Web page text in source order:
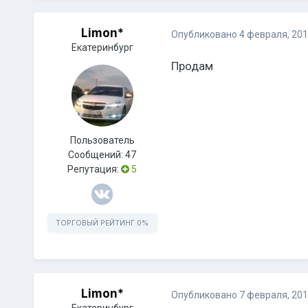
Limon*
Екатеринбург
Пользователь
Сообщений:47
Репутация:
5
ТОРГОВЫЙ РЕЙТИНГ 0%
Опубликовано 4 февраля,
Продам
Limon* Опубликовано 7 февраля,